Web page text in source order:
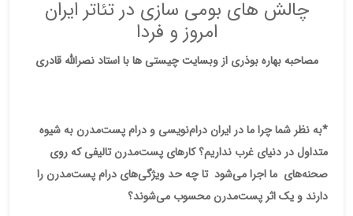
چالش های بومی سازی در تئاتر ایران
امروز و فردا
مصاحبه بهاره بوذری از وبسایت چیستی ها با استاد نصرالله قادری
*به نظر شما چرا ما در ایران درام‌نویسی و درام پست‌مدرن به شیوه‌
متداول در دنیای غرب نداریم؟ کارهای پست‌مدرن تالیفی که روی
صحنه‌های ما اجرا می‌شود تا چه حد ویژگی‌های درام پست‌مدرن را
دارند و یک اثر پست‌مدرن محسوب می‌شوند؟